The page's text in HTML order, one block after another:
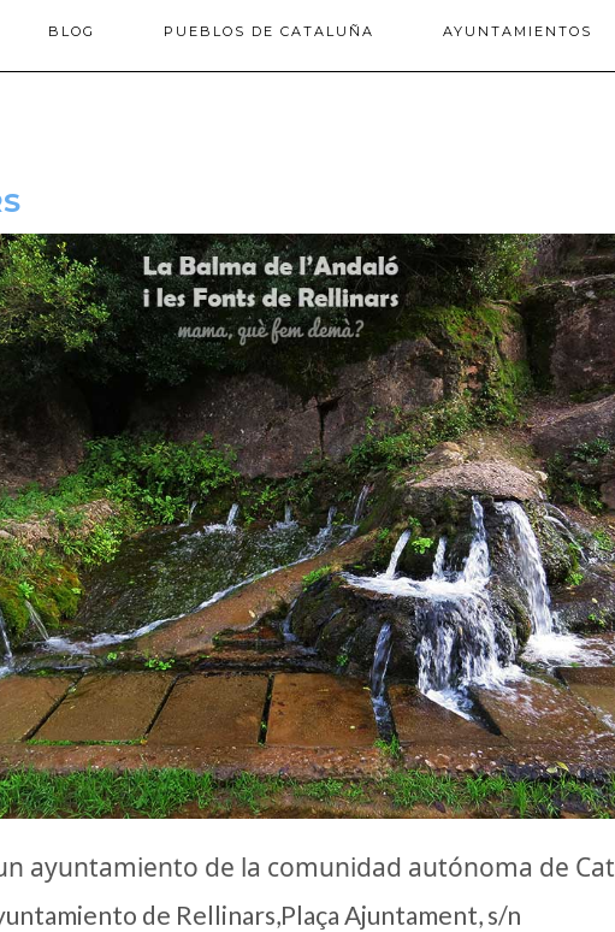
BLOG PUEBLOS DE CATALUÑA AYUNTAMIENTOS
ayuntamiento de la comunidad autónoma de
de Rellinars,Plaça Ajuntament, s/n